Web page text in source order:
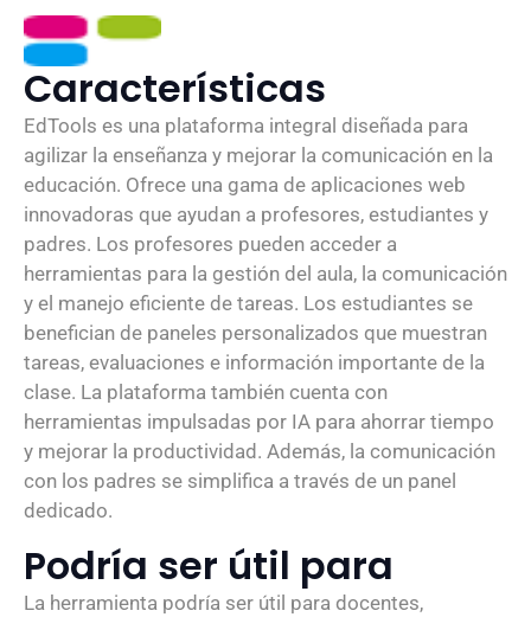
Características
EdTools es una plataforma integral diseñada para
agilizar la enseñanza y mejorar la comunicación en la
educación. Ofrece una gama de aplicaciones web
innovadoras que ayudan a profesores, estudiantes y
padres. Los profesores pueden acceder a
herramientas para la gestión del aula, la comunicación
y el manejo eficiente de tareas. Los estudiantes se
benefician de paneles personalizados que muestran
tareas, evaluaciones e información importante de la
clase. La plataforma también cuenta con
herramientas impulsadas por IA para ahorrar tiempo
y mejorar la productividad. Además, la comunicación
con los padres se simplifica a través de un panel
dedicado.
Podría ser útil para
La herramienta podría ser útil para docentes,